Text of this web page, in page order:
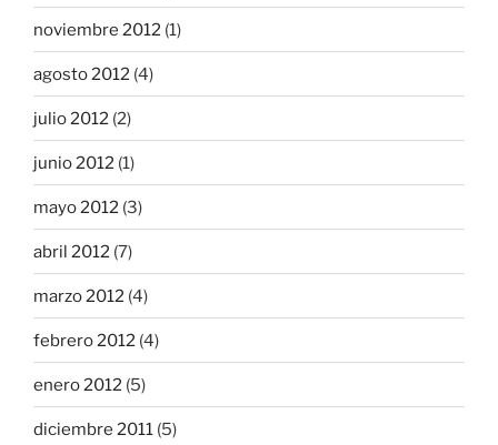
noviembre 2012 (1)
agosto 2012 (4)
julio 2012 (2)
junio 2012 (1)
mayo 2012 (3)
abril 2012 (7)
marzo 2012 (4)
febrero 2012 (4)
enero 2012 (5)
diciembre 2011 (5)